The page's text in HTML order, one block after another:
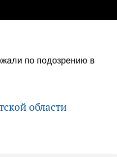
по подозрению в
области